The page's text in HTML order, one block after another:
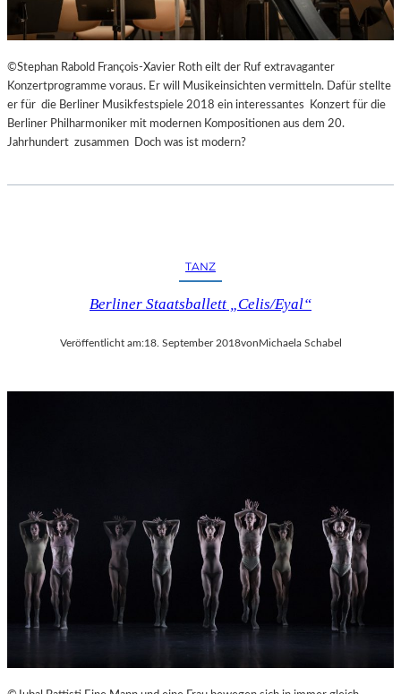
©Stephan Rabold François-Xavier Roth eilt der Ruf extravaganter
Konzertprogramme voraus. Er will Musikeinsichten vermitteln. Dafür stellte
er für die Berliner Musikfestspiele 2018 ein interessantes Konzert für die
Berliner Philharmoniker mit modernen Kompositionen aus dem 20.
Jahrhundert zusammen Doch was ist modern?
TANZ
Berliner Staatsballett „Celis/Eyal“
Veröffentlicht am:18. September 2018vonMichaela Schabel